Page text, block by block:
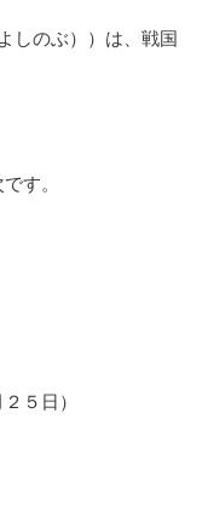
しのぶ））は、戦国
す。
５日）